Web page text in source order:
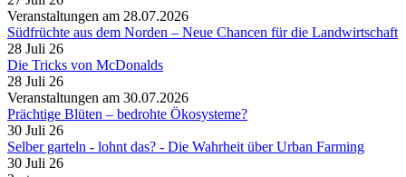
Veranstaltungen am 28.07.2026
Südfrüchte aus dem Norden – Neue Chancen für die Landwirtschaft
28 Juli 26
Die Tricks von McDonalds
28 Juli 26
Veranstaltungen am 30.07.2026
Prächtige Blüten – bedrohte Ökosysteme?
30 Juli 26
Selber garteln - lohnt das? - Die Wahrheit über Urban Farming
30 Juli 26